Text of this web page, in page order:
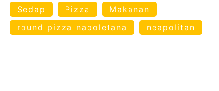
Sedap
Pizza
Makanan
round pizza napoletana
neapolitan